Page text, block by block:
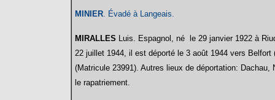
MINIER . Évadé à Langeais.
MIRALLES Luis. Espagnol, né le 29 janvier 1922 à
22 juillet 1944, il est déporté le 3 août 1944 vers Belfort
(Matricule 23991). Autres lieux de déportation: Dachau,
le rapatriement.